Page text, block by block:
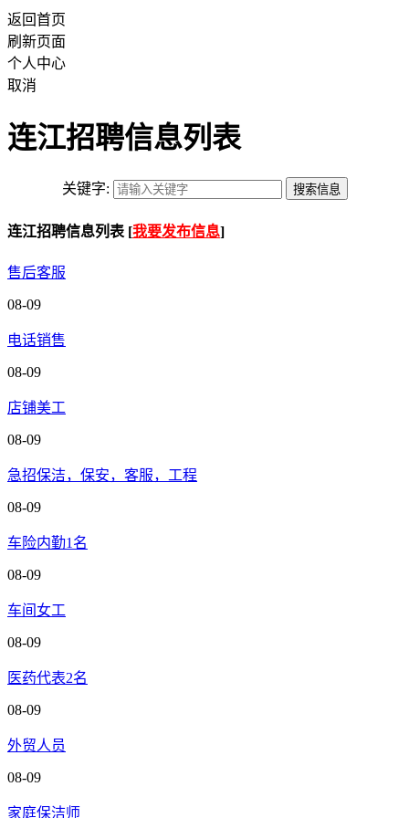
返回首页
刷新页面
个人中心
取消
连江招聘信息列表
关键字:
连江招聘信息列表 [我要发布信息]
售后客服
08-09
电话销售
08-09
店铺美工
08-09
急招保洁，保安，客服，工程
08-09
车险内勤1名
08-09
车间女工
08-09
医药代表2名
08-09
外贸人员
08-09
家庭保洁师